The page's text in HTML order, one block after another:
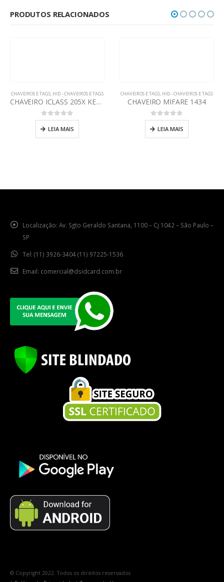
PRODUTOS RELACIONADOS
CHAVEIROS E TAGS, HID - CHAVEIROS E TAGS
CHAVEIRO ICLASS 205X KEY II
0out of 5
LEIA MAIS
CHAVEIROS E TAGS, HID - CHAVEIROS E TAGS
CHAVEIRO MIFARE 1434
0out of 5
LEIA MAIS
SP
Tel: (11) 3926-3404 (11) 97225-1536
comercial@dsidcard.com.br